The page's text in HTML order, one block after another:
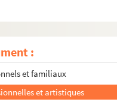
:
et familiaux
et artistiques